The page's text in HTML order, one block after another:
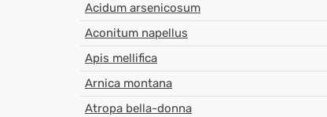
Acidum arsenicosum
Aconitum napellus
Apis mellifica
Arnica montana
Atropa bella-donna